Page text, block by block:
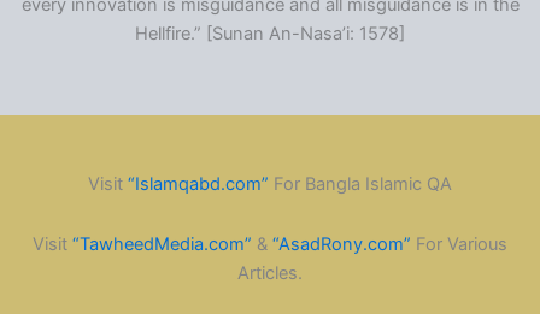
every innovation is misguidance and all misguidance is in the
Hellfire.” [Sunan An-Nasa’i: 1578]
Visit “Islamqabd.com” For Bangla Islamic QA
Visit “TawheedMedia.com” & “AsadRony.com” For Various
Articles.